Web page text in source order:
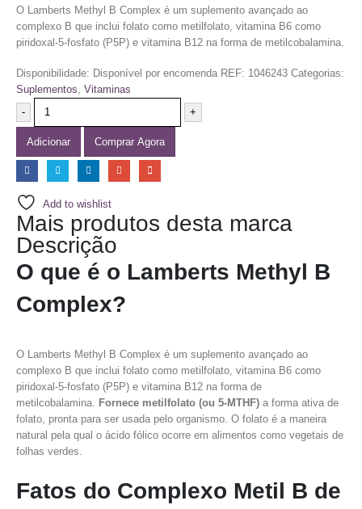
O Lamberts Methyl B Complex é um suplemento avançado ao
complexo B que inclui folato como metilfolato, vitamina B6 como
piridoxal-5-fosfato (P5P) e vitamina B12 na forma de metilcobalamina.
Disponibilidade: Disponível por encomenda REF: 1046243 Categorias:
Suplementos, Vitaminas
-
+
Adicionar Comprar Agora
Add to wishlist
Mais produtos desta marca
Descrição
O que é o Lamberts Methyl B
Complex?
O Lamberts Methyl B Complex é um suplemento avançado ao
complexo B que inclui folato como metilfolato, vitamina B6 como
piridoxal-5-fosfato (P5P) e vitamina B12 na forma de
metilcobalamina. Fornece metilfolato (ou 5-MTHF) a forma ativa de
folato, pronta para ser usada pelo organismo. O folato é a maneira
natural pela qual o ácido fólico ocorre em alimentos como vegetais de
folhas verdes.
Fatos do Complexo Metil B de